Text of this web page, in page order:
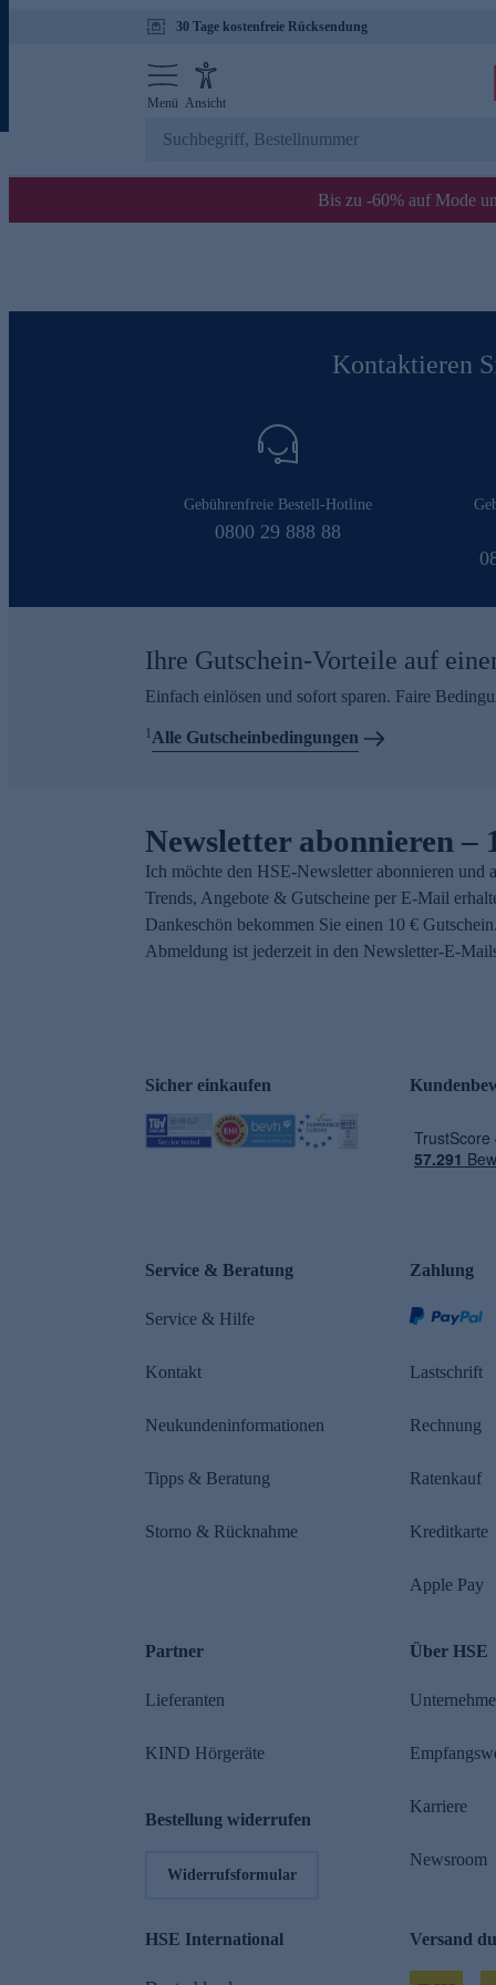
30 Tage kostenfreie Rücksendung
Menü Ansicht
Bis zu -60% auf Mode
Kontaktieren
Gebührenfreie Bestell-Hotline
0800 29 888 88
Ihre Gutschein-Vorteile auf
Einfach einlösen und sofort sparen. Faire
1Alle Gutscheinbedingungen
Newsletter abonnieren –
Ich möchte den HSE-Newsletter abonnieren und
Trends, Angebote & Gutscheine per E-Mail
Dankeschön bekommen Sie einen 10 €
Abmeldung ist jederzeit in den Newsletter-E-
Sicher einkaufen
Service & Beratung
Service & Hilfe
Kontakt
Neukundeninformationen
Tipps & Beratung
Storno & Rücknahme
Zahlung
Lastschrift
Rechnung
Ratenkauf
Kreditkarte
Apple Pay
Partner
Lieferanten
KIND Hörgeräte
Bestellung widerrufen
Widerrufsformular
Über HSE
Karriere
Newsroom
HSE International Versand